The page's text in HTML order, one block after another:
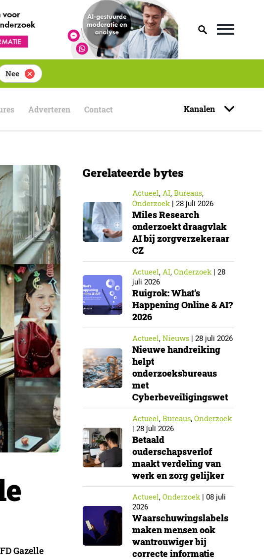
Nee
Adverteren Contact Kanalen
Gazelle
Gerelateerde bytes
Actueel, AI, Bureaus,
Onderzoek| 28 juli 2026
Miles Research
onderzoekt draagvlak
AI bij zorgverzekeraar
CZ
Actueel, AI, Onderzoek| 28
juli 2026
Ruigrok: What’s
Happening Online & AI?
2026
Actueel, Nieuws | 28 juli 2026
Nieuwe handreiking
helpt
onderzoeksbureaus
met
Cyberbeveiligingswet
Actueel, Bureaus, Onderzoek
| 28 juli 2026
Betaald
ouderschapsverlof
maakt verdeling van
werk en zorg gelijker
Actueel, Onderzoek| 08 juli
2026
Waarschuwingslabels
maken mensen ook
wantrouwiger bij
correcte informatie